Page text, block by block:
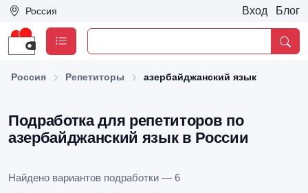
Россия Вход Блог
Россия Репетиторы азербайджанский язык
Подработка для репетиторов по
азербайджанский язык в России
Найдено вариантов подработки — 6